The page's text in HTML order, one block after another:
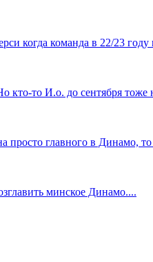
когда команда в 22/23 году
то И.о. до сентября тоже
главного в Динамо,
минское Динамо....